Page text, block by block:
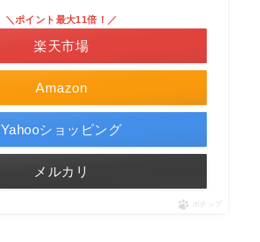
Amazon
＼ポイント最大11倍！／
楽天市場
Yahooショッピング
メルカリ
ポチップ